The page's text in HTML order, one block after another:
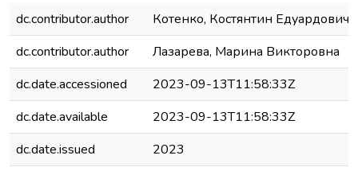
dc.contributor.author
Котенко, Костянтин Едуардович
dc.contributor.author
Лазарева, Марина Викторовна
dc.date.accessioned
2023-09-13T11:58:33Z
dc.date.available
2023-09-13T11:58:33Z
dc.date.issued
2023